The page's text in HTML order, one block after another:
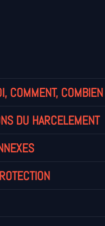
COMMENT,
DU HARCELEMENT